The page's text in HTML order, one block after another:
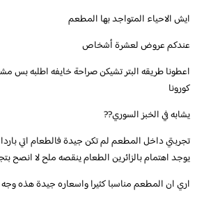
ايش الاحياء المتواجد بها المطعم
عندكم عروض لعشرة أشخاص
اعطونا طريقه البتر تشيكن صراحة خايفه اطلبه بس
كورونا
يشابه في الخبز السوري??
تجربتي داخل المطعم لم تكن جيدة فالطعام اتي
يوجد اهتمام بالزائرين الطعام ينقصه ملح لا انصح
اري ان المطعم مناسبا كثيرا واسعاره جيدة هذه